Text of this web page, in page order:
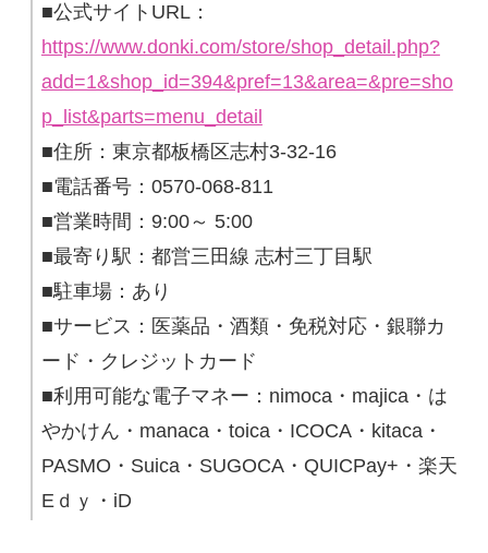
■公式サイトURL：
https://www.donki.com/store/shop_detail.php?
add=1&shop_id=394&pref=13&area=&pre=sho
p_list&parts=menu_detail
■住所：東京都板橋区志村3-32-16
■電話番号：0570-068-811
■営業時間：9:00～ 5:00
■最寄り駅：都営三田線 志村三丁目駅
■駐車場：あり
■サービス：医薬品・酒類・免税対応・銀聯カ
ード・クレジットカード
■利用可能な電子マネー：nimoca・majica・は
やかけん・manaca・toica・ICOCA・kitaca・
PASMO・Suica・SUGOCA・QUICPay+・楽天
Eｄｙ・iD